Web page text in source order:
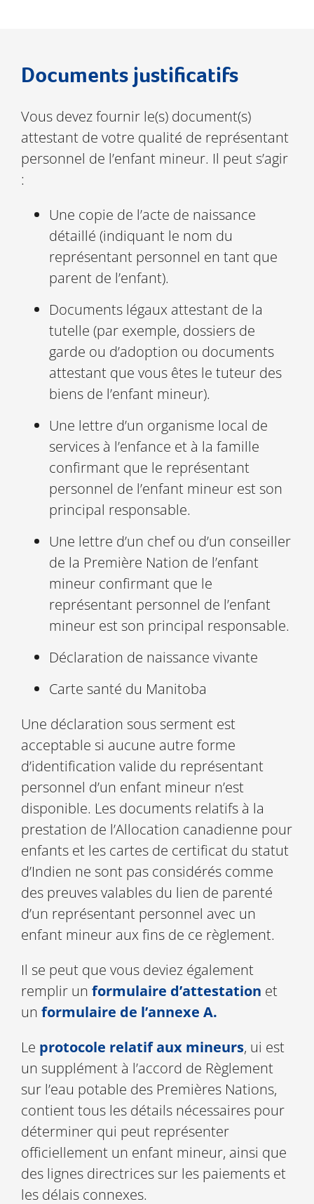
Documents justificatifs
Vous devez fournir le(s) document(s)
attestant de votre qualité de représentant
personnel de l’enfant mineur. Il peut s’agir
:
Une copie de l’acte de naissance
détaillé (indiquant le nom du
représentant personnel en tant que
parent de l’enfant).
Documents légaux attestant de la
tutelle (par exemple, dossiers de
garde ou d’adoption ou documents
attestant que vous êtes le tuteur des
biens de l’enfant mineur).
Une lettre d’un organisme local de
services à l’enfance et à la famille
confirmant que le représentant
personnel de l’enfant mineur est son
principal responsable.
Une lettre d’un chef ou d’un conseiller
de la Première Nation de l’enfant
mineur confirmant que le
représentant personnel de l’enfant
mineur est son principal responsable.
Déclaration de naissance vivante
Carte santé du Manitoba
Une déclaration sous serment est
acceptable si aucune autre forme
d’identification valide du représentant
personnel d’un enfant mineur n’est
disponible. Les documents relatifs à la
prestation de l’Allocation canadienne pour
enfants et les cartes de certificat du statut
d’Indien ne sont pas considérés comme
des preuves valables du lien de parenté
d’un représentant personnel avec un
enfant mineur aux fins de ce règlement.
Il se peut que vous deviez également
remplir un formulaire d’attestation et
un formulaire de l’annexe A.
Le protocole relatif aux mineurs, ui est
un supplément à l’accord de Règlement
sur l’eau potable des Premières Nations,
contient tous les détails nécessaires pour
déterminer qui peut représenter
officiellement un enfant mineur, ainsi que
des lignes directrices sur les paiements et
les délais connexes.